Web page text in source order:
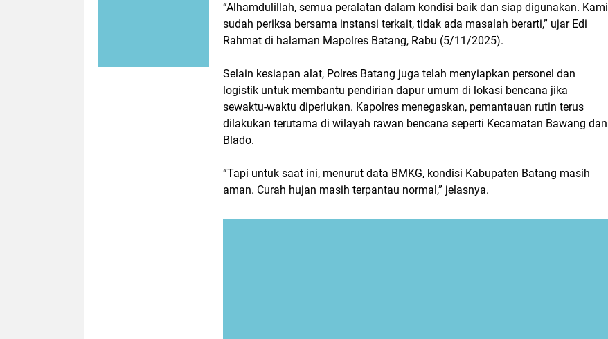
“Alhamdulillah, semua peralatan dalam kondisi baik dan siap digunakan. Kami
sudah periksa bersama instansi terkait, tidak ada masalah berarti,” ujar Edi
Rahmat di halaman Mapolres Batang, Rabu (5/11/2025).
Selain kesiapan alat, Polres Batang juga telah menyiapkan personel dan
logistik untuk membantu pendirian dapur umum di lokasi bencana jika
sewaktu-waktu diperlukan. Kapolres menegaskan, pemantauan rutin terus
dilakukan terutama di wilayah rawan bencana seperti Kecamatan Bawang dan
Blado.
“Tapi untuk saat ini, menurut data BMKG, kondisi Kabupaten Batang masih
aman. Curah hujan masih terpantau normal,” jelasnya.